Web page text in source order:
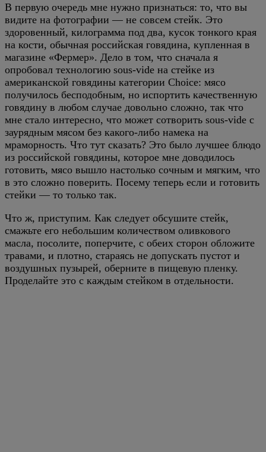
В первую очередь мне нужно признаться: то, что вы
видите на фотографии — не совсем стейк. Это
здоровенный, килограмма под два, кусок тонкого края
на кости, обычная российская говядина, купленная в
магазине «Фермер». Дело в том, что сначала я
опробовал технологию sous-vide на стейке из
американской говядины категории Choice: мясо
получилось бесподобным, но испортить качественную
говядину в любом случае довольно сложно, так что
мне стало интересно, что может сотворить sous-vide с
заурядным мясом без какого-либо намека на
мраморность. Что тут сказать? Это было лучшее блюдо
из российской говядины, которое мне доводилось
готовить, мясо вышло настолько сочным и мягким, что
в это сложно поверить. Посему теперь если и готовить
стейки — то только так.
Что ж, приступим. Как следует обсушите стейк,
смажьте его небольшим количеством оливкового
масла, посолите, поперчите, с обеих сторон обложите
травами, и плотно, стараясь не допускать пустот и
воздушных пузырей, оберните в пищевую пленку.
Проделайте это с каждым стейком в отдельности.